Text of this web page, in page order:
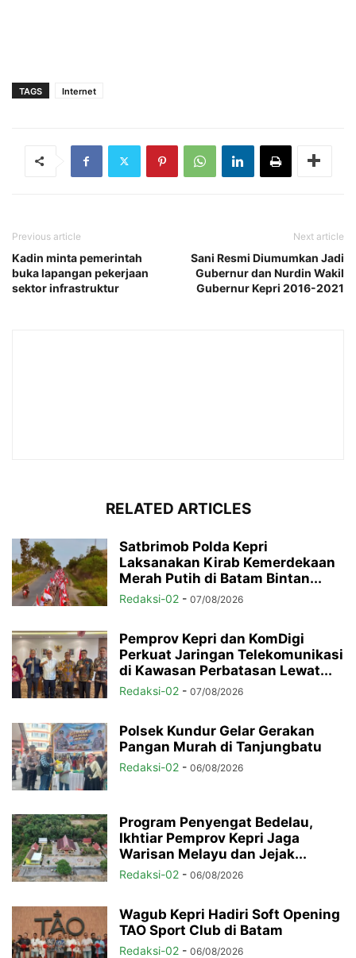
TAGS Internet
Previous article
Kadin minta pemerintah
buka lapangan pekerjaan
sektor infrastruktur
Next article
Sani Resmi Diumumkan Jadi
Gubernur dan Nurdin Wakil
Gubernur Kepri 2016-2021
RELATED ARTICLES
Satbrimob Polda Kepri
Laksanakan Kirab Kemerdekaan
Merah Putih di Batam Bintan...
Redaksi-02 - 07/08/2026
Pemprov Kepri dan KomDigi
Perkuat Jaringan Telekomunikasi
di Kawasan Perbatasan Lewat...
Redaksi-02 - 07/08/2026
Polsek Kundur Gelar Gerakan
Pangan Murah di Tanjungbatu
Redaksi-02 - 06/08/2026
Program Penyengat Bedelau,
Ikhtiar Pemprov Kepri Jaga
Warisan Melayu dan Jejak...
Redaksi-02 - 06/08/2026
Wagub Kepri Hadiri Soft Opening
TAO Sport Club di Batam
Redaksi-02 - 06/08/2026